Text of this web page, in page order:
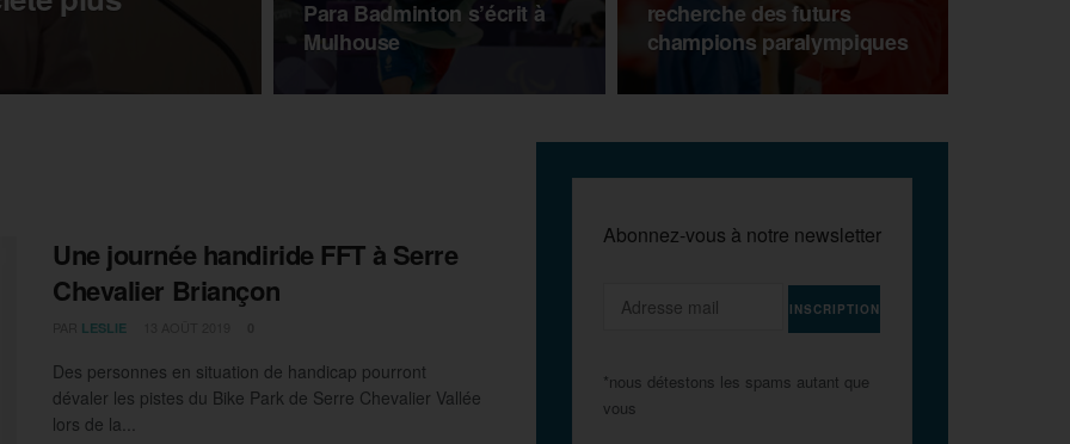
Para Badminton s’écrit à
Mulhouse
recherche des futurs
champions paralympiques
Une journée handiride FFT à Serre
Chevalier Briançon
LESLIE
Des personnes en situation de handicap pourront
dévaler les pistes du Bike Park de Serre Chevalier Vallée
lors de la...
Abonnez-vous à notre newsletter
*nous détestons les spams autant que
vous